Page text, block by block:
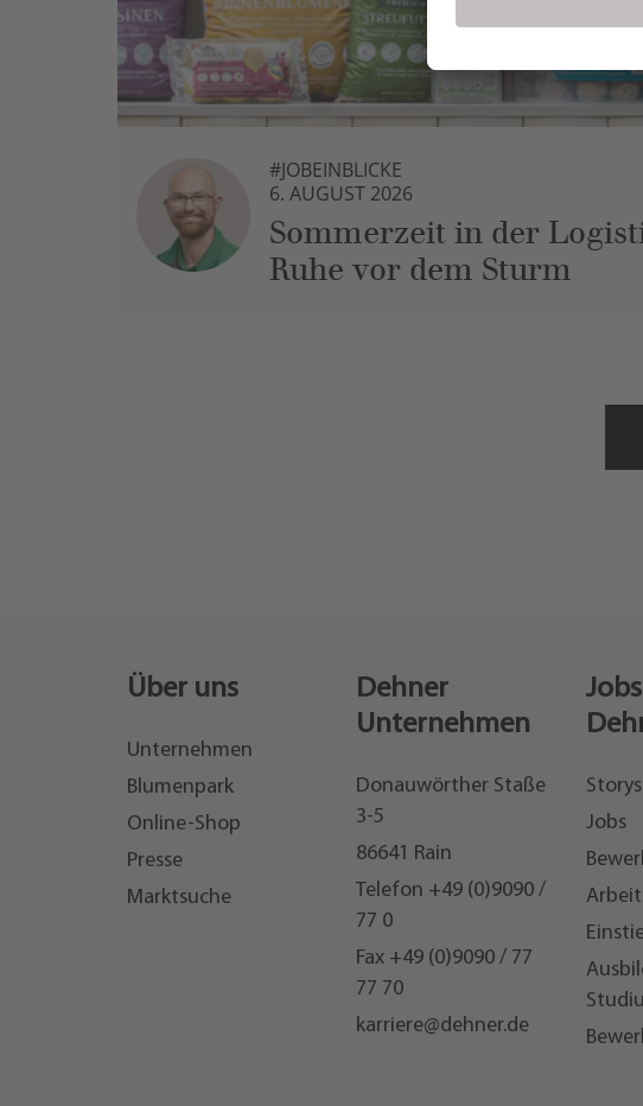
#JOBEINBLICKE
6. AUGUST 2026
Sommerzeit in der
Ruhe vor dem Sturm
Über uns
Unternehmen
Blumenpark
Online-Shop
Presse
Marktsuche
Dehner
Unternehmen
Donauwörther Staße
3-5
86641 Rain
Telefon +49 (0)9090 /
77 0
Fax +49 (0)9090 / 77
77 70
karriere@dehner.de
Storys
Jobs